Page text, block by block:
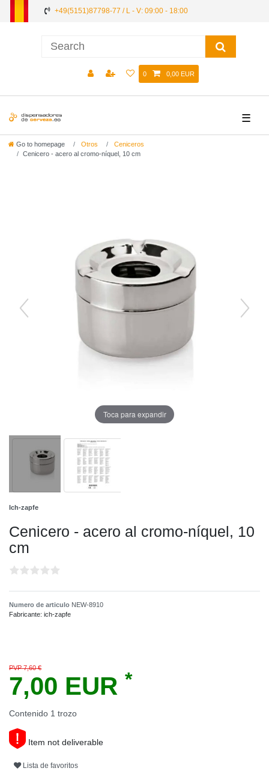
+49(5151)87798-77 / L - V: 09:00 - 18:00
0 0,00 EUR
☰
Go to homepage Otros
Ceniceros
Cenicero - acero al cromo-níquel, 10 cm
Toca para expandir
Ich-zapfe
Cenicero - acero al cromo-níquel, 10
cm
Numero de articulo NEW-8910
Fabricante: ich-zapfe
PVP 7,60 €
7,00 EUR *
Contenido 1 trozo
Item not deliverable
Lista de favoritos